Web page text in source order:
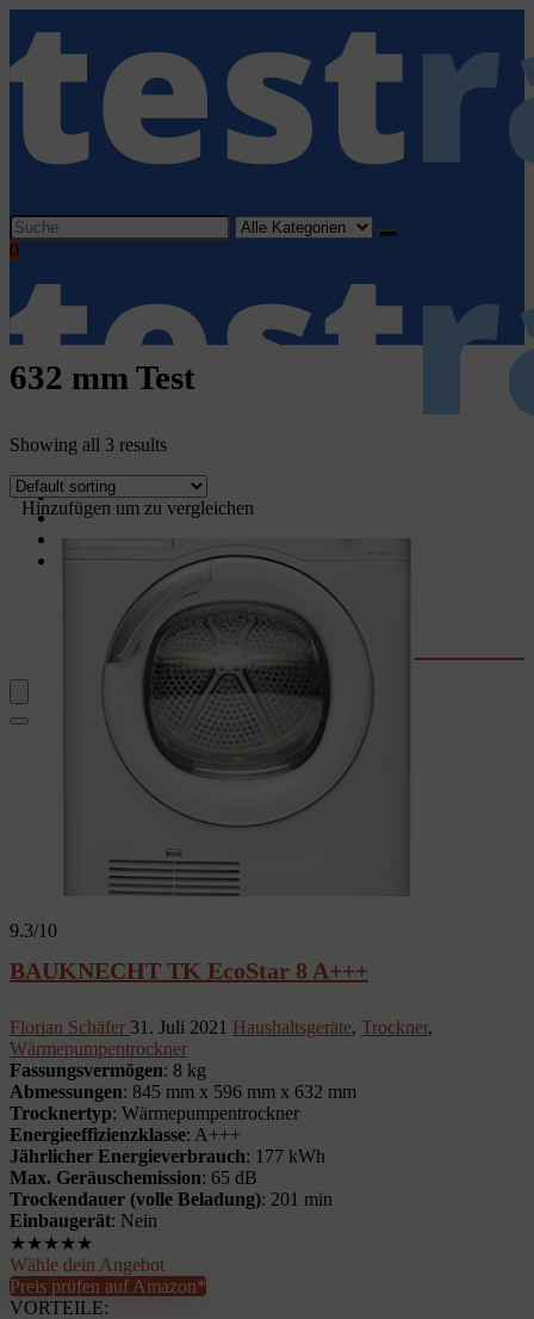
Search
for:
0
Home
Haushaltsgeräte
Garten
Rechner & Tools
Waschtrockner-Stromkosten
Kaffee-Kosten
Wassersprudler
Fernseher-Größe
632 mm Test
Showing all 3 results
Hinzufügen um zu vergleichen
9.3/10
BAUKNECHT TK EcoStar 8 A+++
Florian Schäfer 31. Juli 2021 Haushaltsgeräte, Trockner,
Wärmepumpentrockner
Fassungsvermögen: 8 kg
Abmessungen: 845 mm x 596 mm x 632 mm
Trocknertyp: Wärmepumpentrockner
Energieeffizienzklasse: A+++
Jährlicher Energieverbrauch: 177 kWh
Max. Geräuschemission: 65 dB
Trockendauer (volle Beladung): 201 min
Einbaugerät: Nein
★★★★★
Wähle dein Angebot
Preis prüfen auf Amazon*
VORTEILE: